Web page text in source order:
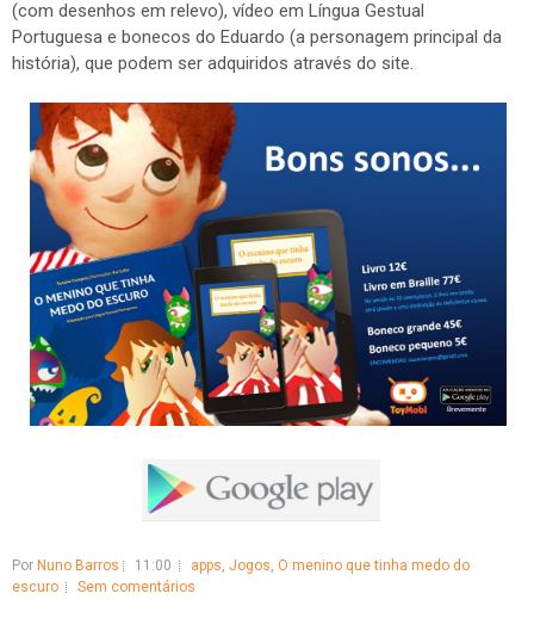
(com desenhos em relevo), vídeo em Língua Gestual
Portuguesa e bonecos do Eduardo (a personagem principal da
história), que podem ser adquiridos através do site.
Por Nuno Barros 11:00 apps, Jogos, O menino que tinha medo do
escuro
Sem comentários